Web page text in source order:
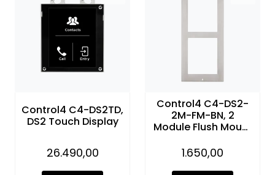
Control4 C4-DS2TD,
DS2 Touch Display
26.490,00
Control4 C4-DS2-
2M-FM-BN, 2
Module Flush Mount
Nickel)
1.650,00